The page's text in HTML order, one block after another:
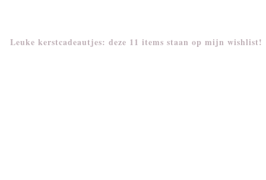
Leuke kerstcadeautjes: deze 11 items staan op mijn wishlist!